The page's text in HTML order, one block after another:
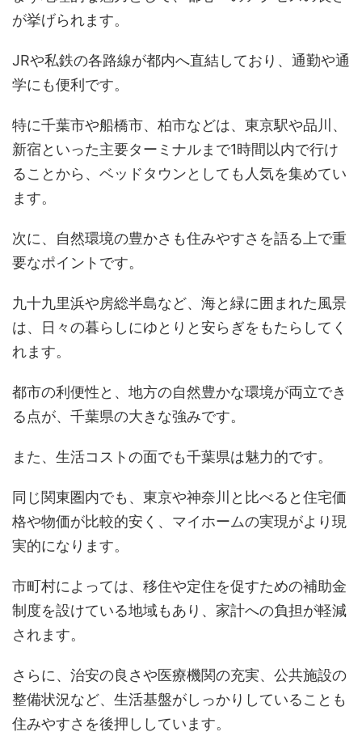
が挙げられます。
JRや私鉄の各路線が都内へ直結しており、通勤や通
学にも便利です。
特に千葉市や船橋市、柏市などは、東京駅や品川、
新宿といった主要ターミナルまで1時間以内で行け
ることから、ベッドタウンとしても人気を集めてい
ます。
次に、自然環境の豊かさも住みやすさを語る上で重
要なポイントです。
九十九里浜や房総半島など、海と緑に囲まれた風景
は、日々の暮らしにゆとりと安らぎをもたらしてく
れます。
都市の利便性と、地方の自然豊かな環境が両立でき
る点が、千葉県の大きな強みです。
また、生活コストの面でも千葉県は魅力的です。
同じ関東圏内でも、東京や神奈川と比べると住宅価
格や物価が比較的安く、マイホームの実現がより現
実的になります。
市町村によっては、移住や定住を促すための補助金
制度を設けている地域もあり、家計への負担が軽減
されます。
さらに、治安の良さや医療機関の充実、公共施設の
整備状況など、生活基盤がしっかりしていることも
住みやすさを後押ししています。